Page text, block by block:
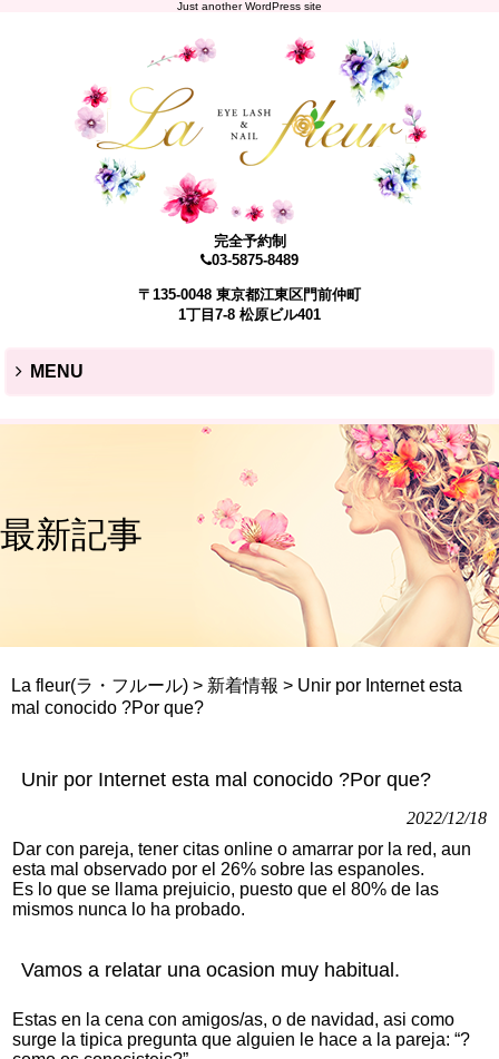
Just another WordPress site
完全予約制
03-5875-8489
〒135-0048 東京都江東区門前仲町
1丁目7-8 松原ビル401
MENU
最新記事
La fleur(ラ・フルール) > 新着情報 > Unir por Internet esta
mal conocido ?Por que?
Unir por Internet esta mal conocido ?Por que?
2022/12/18
Dar con pareja, tener citas online o amarrar por la red, aun
esta mal observado por el 26% sobre las espanoles.
Es lo que se llama prejuicio, puesto que el 80% de las
mismos nunca lo ha probado.
Vamos a relatar una ocasion muy habitual.
Estas en la cena con amigos/as, o de navidad, asi­ como
surge la tipica pregunta que alguien le hace a la pareja: “?